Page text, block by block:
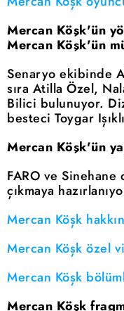
Mercan Köşk'ün
Mercan Köşk'ün
Senaryo ekibinde
sıra Atilla Özel,
Bilici bulunuyor.
besteci Toygar
Mercan Köşk'ün
FARO ve Sinehane
çıkmaya
Mercan Köşk
Mercan Köşk özel
Mercan Köşk
Mercan Köşk